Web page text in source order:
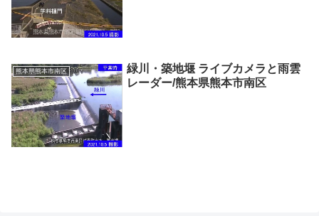
熊本県熊本市南区
緑川・築地堰 ライブカメラと雨雲
レーダー/熊本県熊本市南区